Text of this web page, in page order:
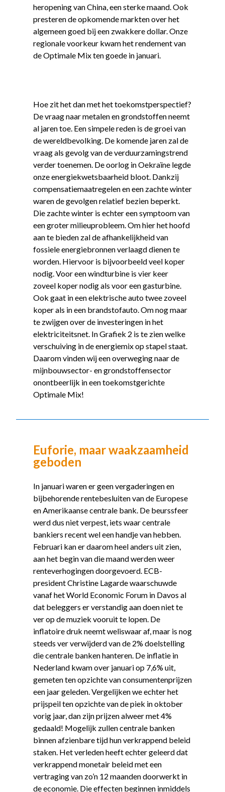
heropening van China, een sterke maand. Ook
presteren de opkomende markten over het
algemeen goed bij een zwakkere dollar. Onze
regionale voorkeur kwam het rendement van
de Optimale Mix ten goede in januari.
Hoe zit het dan met het toekomstperspectief?
De vraag naar metalen en grondstoffen neemt
al jaren toe. Een simpele reden is de groei van
de wereldbevolking. De komende jaren zal de
vraag als gevolg van de verduurzamingstrend
verder toenemen. De oorlog in Oekraïne legde
onze energiekwetsbaarheid bloot. Dankzij
compensatiemaatregelen en een zachte winter
waren de gevolgen relatief bezien beperkt.
Die zachte winter is echter een symptoom van
een groter milieuprobleem. Om hier het hoofd
aan te bieden zal de afhankelijkheid van
fossiele energiebronnen verlaagd dienen te
worden. Hiervoor is bijvoorbeeld veel koper
nodig. Voor een windturbine is vier keer
zoveel koper nodig als voor een gasturbine.
Ook gaat in een elektrische auto twee zoveel
koper als in een brandstofauto. Om nog maar
te zwijgen over de investeringen in het
elektriciteitsnet. In Grafiek 2 is te zien welke
verschuiving in de energiemix op stapel staat.
Daarom vinden wij een overweging naar de
mijnbouwsector- en grondstoffensector
onontbeerlijk in een toekomstgerichte
Optimale Mix!
Euforie, maar waakzaamheid
geboden
In januari waren er geen vergaderingen en
bijbehorende rentebesluiten van de Europese
en Amerikaanse centrale bank. De beurssfeer
werd dus niet verpest, iets waar centrale
bankiers recent wel een handje van hebben.
Februari kan er daarom heel anders uit zien,
aan het begin van die maand werden weer
renteverhogingen doorgevoerd. ECB-
president Christine Lagarde waarschuwde
vanaf het World Economic Forum in Davos al
dat beleggers er verstandig aan doen niet te
ver op de muziek vooruit te lopen. De
inflatoire druk neemt weliswaar af, maar is nog
steeds ver verwijderd van de 2% doelstelling
die centrale banken hanteren. De inflatie in
Nederland kwam over januari op 7,6% uit,
gemeten ten opzichte van consumentenprijzen
een jaar geleden. Vergelijken we echter het
prijspeil ten opzichte van de piek in oktober
vorig jaar, dan zijn prijzen alweer met 4%
gedaald! Mogelijk zullen centrale banken
binnen afzienbare tijd hun verkrappend beleid
staken. Het verleden heeft echter geleerd dat
verkrappend monetair beleid met een
vertraging van zo’n 12 maanden doorwerkt in
de economie. Die effecten beginnen inmiddels